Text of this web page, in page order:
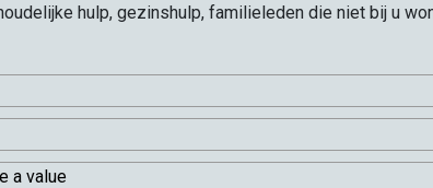
hulp, gezinshulp, familieleden die niet bij u